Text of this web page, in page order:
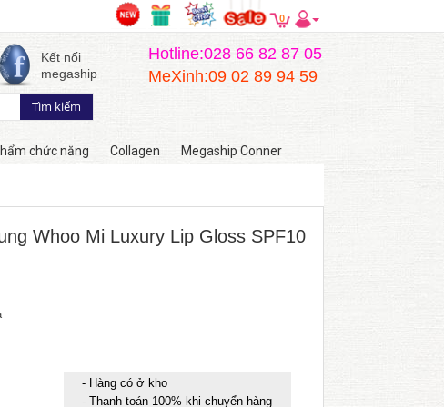
0
Kết nối
megaship
Hotline:028 66 82 87 05
MeXinh:09 02 89 94 59
chức năng Collagen Megaship Conner
Whoo Mi Luxury Lip Gloss SPF10
- Hàng có ở kho
- Thanh toán 100% khi chuyển hàng